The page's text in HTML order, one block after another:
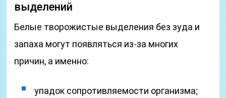
выделений
Белые творожистые выделения без зуда и
запаха могут появляться из-за многих
причин, а именно:
упадок сопротивляемости организма;